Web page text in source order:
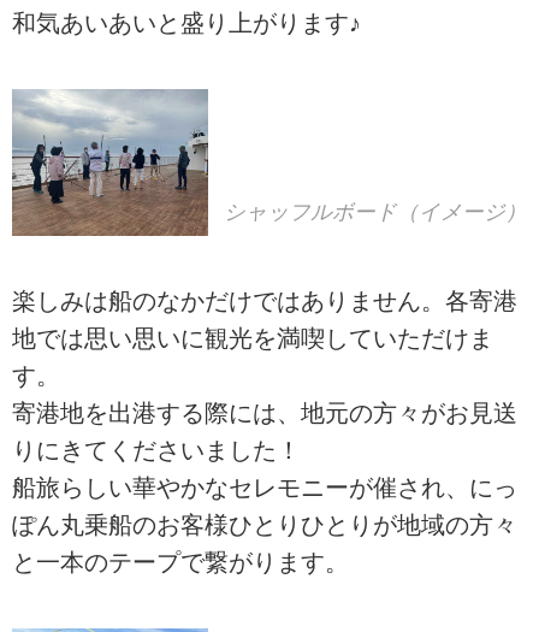
和気あいあいと盛り上がります♪
シャッフルボード（イメージ）
楽しみは船のなかだけではありません。各寄港
地では思い思いに観光を満喫していただけま
す。
寄港地を出港する際には、地元の方々がお見送
りにきてくださいました！
船旅らしい華やかなセレモニーが催され、にっ
ぽん丸乗船のお客様ひとりひとりが地域の方々
と一本のテープで繋がります。